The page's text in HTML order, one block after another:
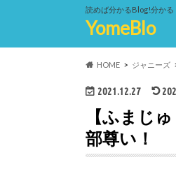
読めば分かるBlog!分かる
YomeBlo
HOME ジャニーズ
2021.12.27
【ふまじ
部尊い！